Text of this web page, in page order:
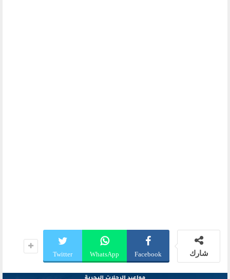
شارك Facebook
WhatsApp
Twitter